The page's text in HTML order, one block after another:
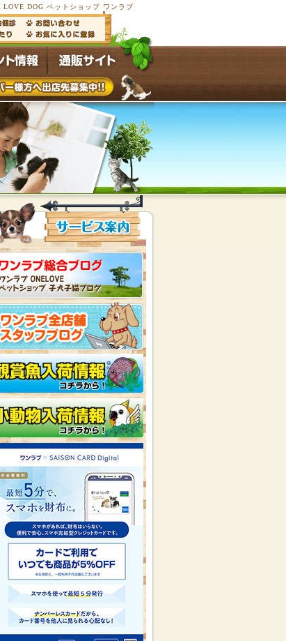
DOG ペットショップ ワンラブ